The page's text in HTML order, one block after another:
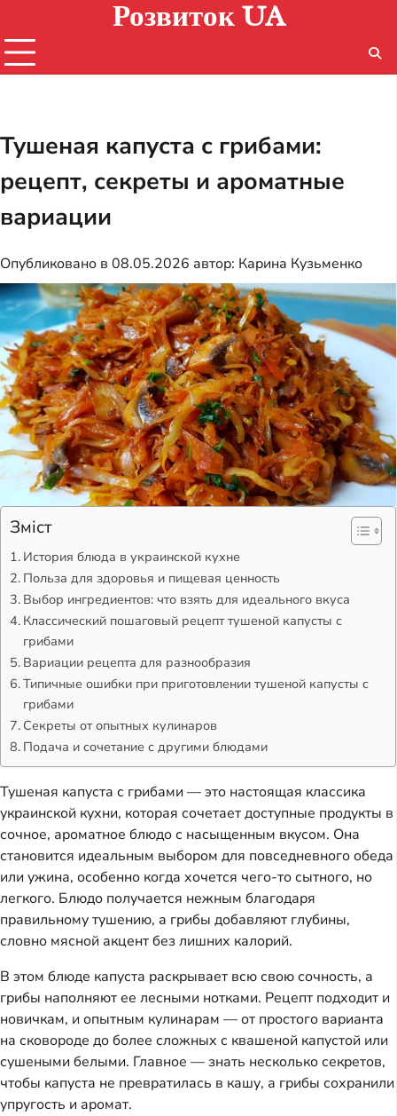
содержимому
Розвиток UA
Тушеная капуста с грибами:
рецепт, секреты и ароматные
вариации
Опубликовано в 08.05.2026 автор: Карина Кузьменко
Зміст
История блюда в украинской кухне
Польза для здоровья и пищевая ценность
Выбор ингредиентов: что взять для идеального вкуса
Классический пошаговый рецепт тушеной капусты с
грибами
Вариации рецепта для разнообразия
Типичные ошибки при приготовлении тушеной капусты с
грибами
Секреты от опытных кулинаров
Подача и сочетание с другими блюдами
Тушеная капуста с грибами — это настоящая классика
украинской кухни, которая сочетает доступные продукты в
сочное, ароматное блюдо с насыщенным вкусом. Она
становится идеальным выбором для повседневного обеда
или ужина, особенно когда хочется чего-то сытного, но
легкого. Блюдо получается нежным благодаря
правильному тушению, а грибы добавляют глубины,
словно мясной акцент без лишних калорий.
В этом блюде капуста раскрывает всю свою сочность, а
грибы наполняют ее лесными нотками. Рецепт подходит и
новичкам, и опытным кулинарам — от простого варианта
на сковороде до более сложных с квашеной капустой или
сушеными белыми. Главное — знать несколько секретов,
чтобы капуста не превратилась в кашу, а грибы сохранили
упругость и аромат.